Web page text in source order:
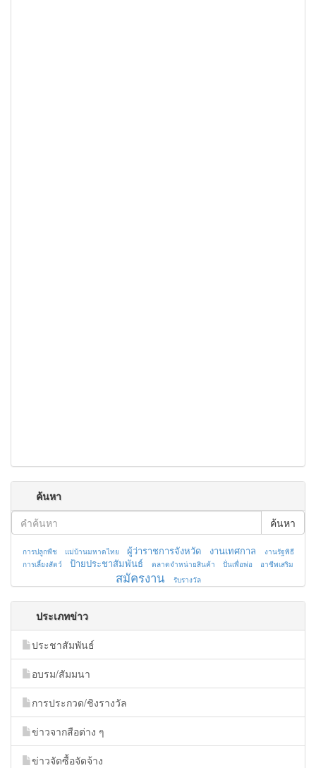
ค้นหา
ค้นหา
การปลูกพืช แม่บ้านมหาดไทย ผู้ว่าราชการจังหวัด งานเทศกาล
งานรัฐพิธี
การเลี้ยงสัตว์
ป้ายประชาสัมพันธ์ ตลาดจำหน่ายสินค้า ปั่นเพื่อพ่อ อาชีพเสริม
สมัครงาน รับรางวัล
ประเภทข่าว
ประชาสัมพันธ์
อบรม/สัมมนา
การประกวด/ชิงรางวัล
ข่าวจากสือต่าง ๆ
ข่าวจัดซื้อจัดจ้าง